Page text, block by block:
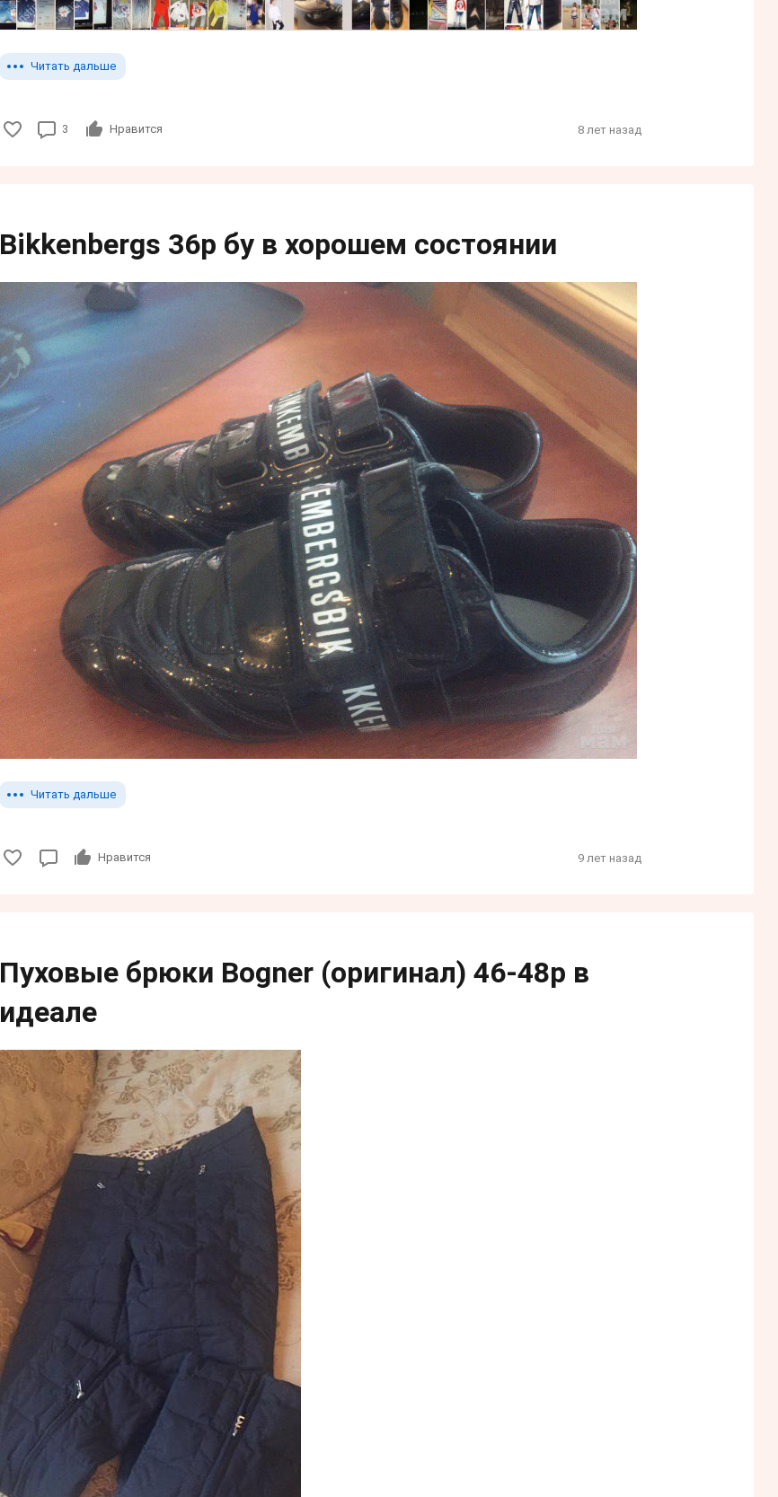
Читать дальше
3 Нравится 8 лет назад
Bikkenbergs 36р бу в хорошем состоянии
Читать дальше
Нравится 9 лет назад
Пуховые брюки Bogner (оригинал) 46-48р в
идеале